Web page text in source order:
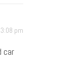
pm
car